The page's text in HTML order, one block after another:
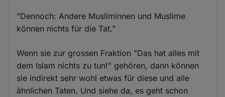
"Dennoch: Andere Musliminnen und Muslime
können nichts für die Tat."
Wenn sie zur grossen Fraktion "Das hat alles mit
dem Islam nichts zu tun!" gehören, dann können
sie indirekt sehr wohl etwas für diese und alle
ähnlichen Taten. Und siehe da, es geht schon